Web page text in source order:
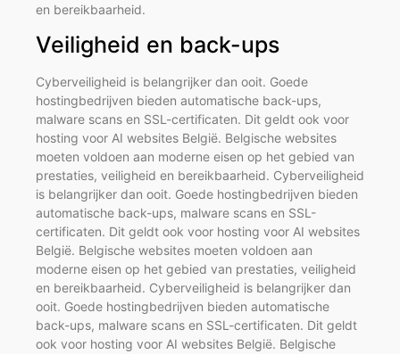
en bereikbaarheid.
Veiligheid en back-ups
Cyberveiligheid is belangrijker dan ooit. Goede
hostingbedrijven bieden automatische back-ups,
malware scans en SSL-certificaten. Dit geldt ook voor
hosting voor AI websites België. Belgische websites
moeten voldoen aan moderne eisen op het gebied van
prestaties, veiligheid en bereikbaarheid. Cyberveiligheid
is belangrijker dan ooit. Goede hostingbedrijven bieden
automatische back-ups, malware scans en SSL-
certificaten. Dit geldt ook voor hosting voor AI websites
België. Belgische websites moeten voldoen aan
moderne eisen op het gebied van prestaties, veiligheid
en bereikbaarheid. Cyberveiligheid is belangrijker dan
ooit. Goede hostingbedrijven bieden automatische
back-ups, malware scans en SSL-certificaten. Dit geldt
ook voor hosting voor AI websites België. Belgische